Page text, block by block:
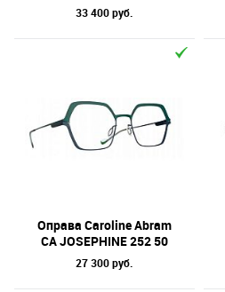
33 400 руб.
Оправа Caroline Abram
CA JOSEPHINE 252 50
27 300 руб.